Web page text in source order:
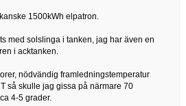
1500kWh elpatron.
med solslinga i tanken, jag har även en
i acktanken.
nödvändig framledningstemperatur
så skulle jag gissa på närmare 70
4-5 grader.